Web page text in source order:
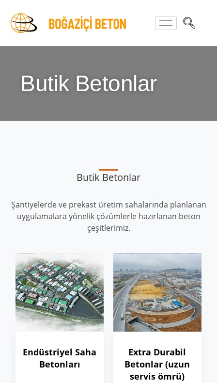
Butik Betonlar
Butik Betonlar
Şantiyelerde ve prekast üretim sahalarında planlanan
uygulamalara yönelik çözümlerle hazırlanan beton
çeşitlerimiz.
Endüstriyel Saha
Betonları
Extra Durabil
Betonlar (uzun
servis ömrü)